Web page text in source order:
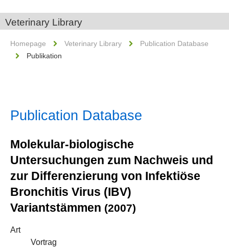
Veterinary Library
Homepage Veterinary Library
Publication Database
Publikation
Publication Database
Molekular-biologische
Untersuchungen zum Nachweis und
zur Differenzierung von Infektiöse
Bronchitis Virus (IBV)
Variantstämmen (2007)
Art
Vortrag